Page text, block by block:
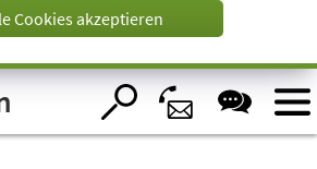
Cookies akzeptieren